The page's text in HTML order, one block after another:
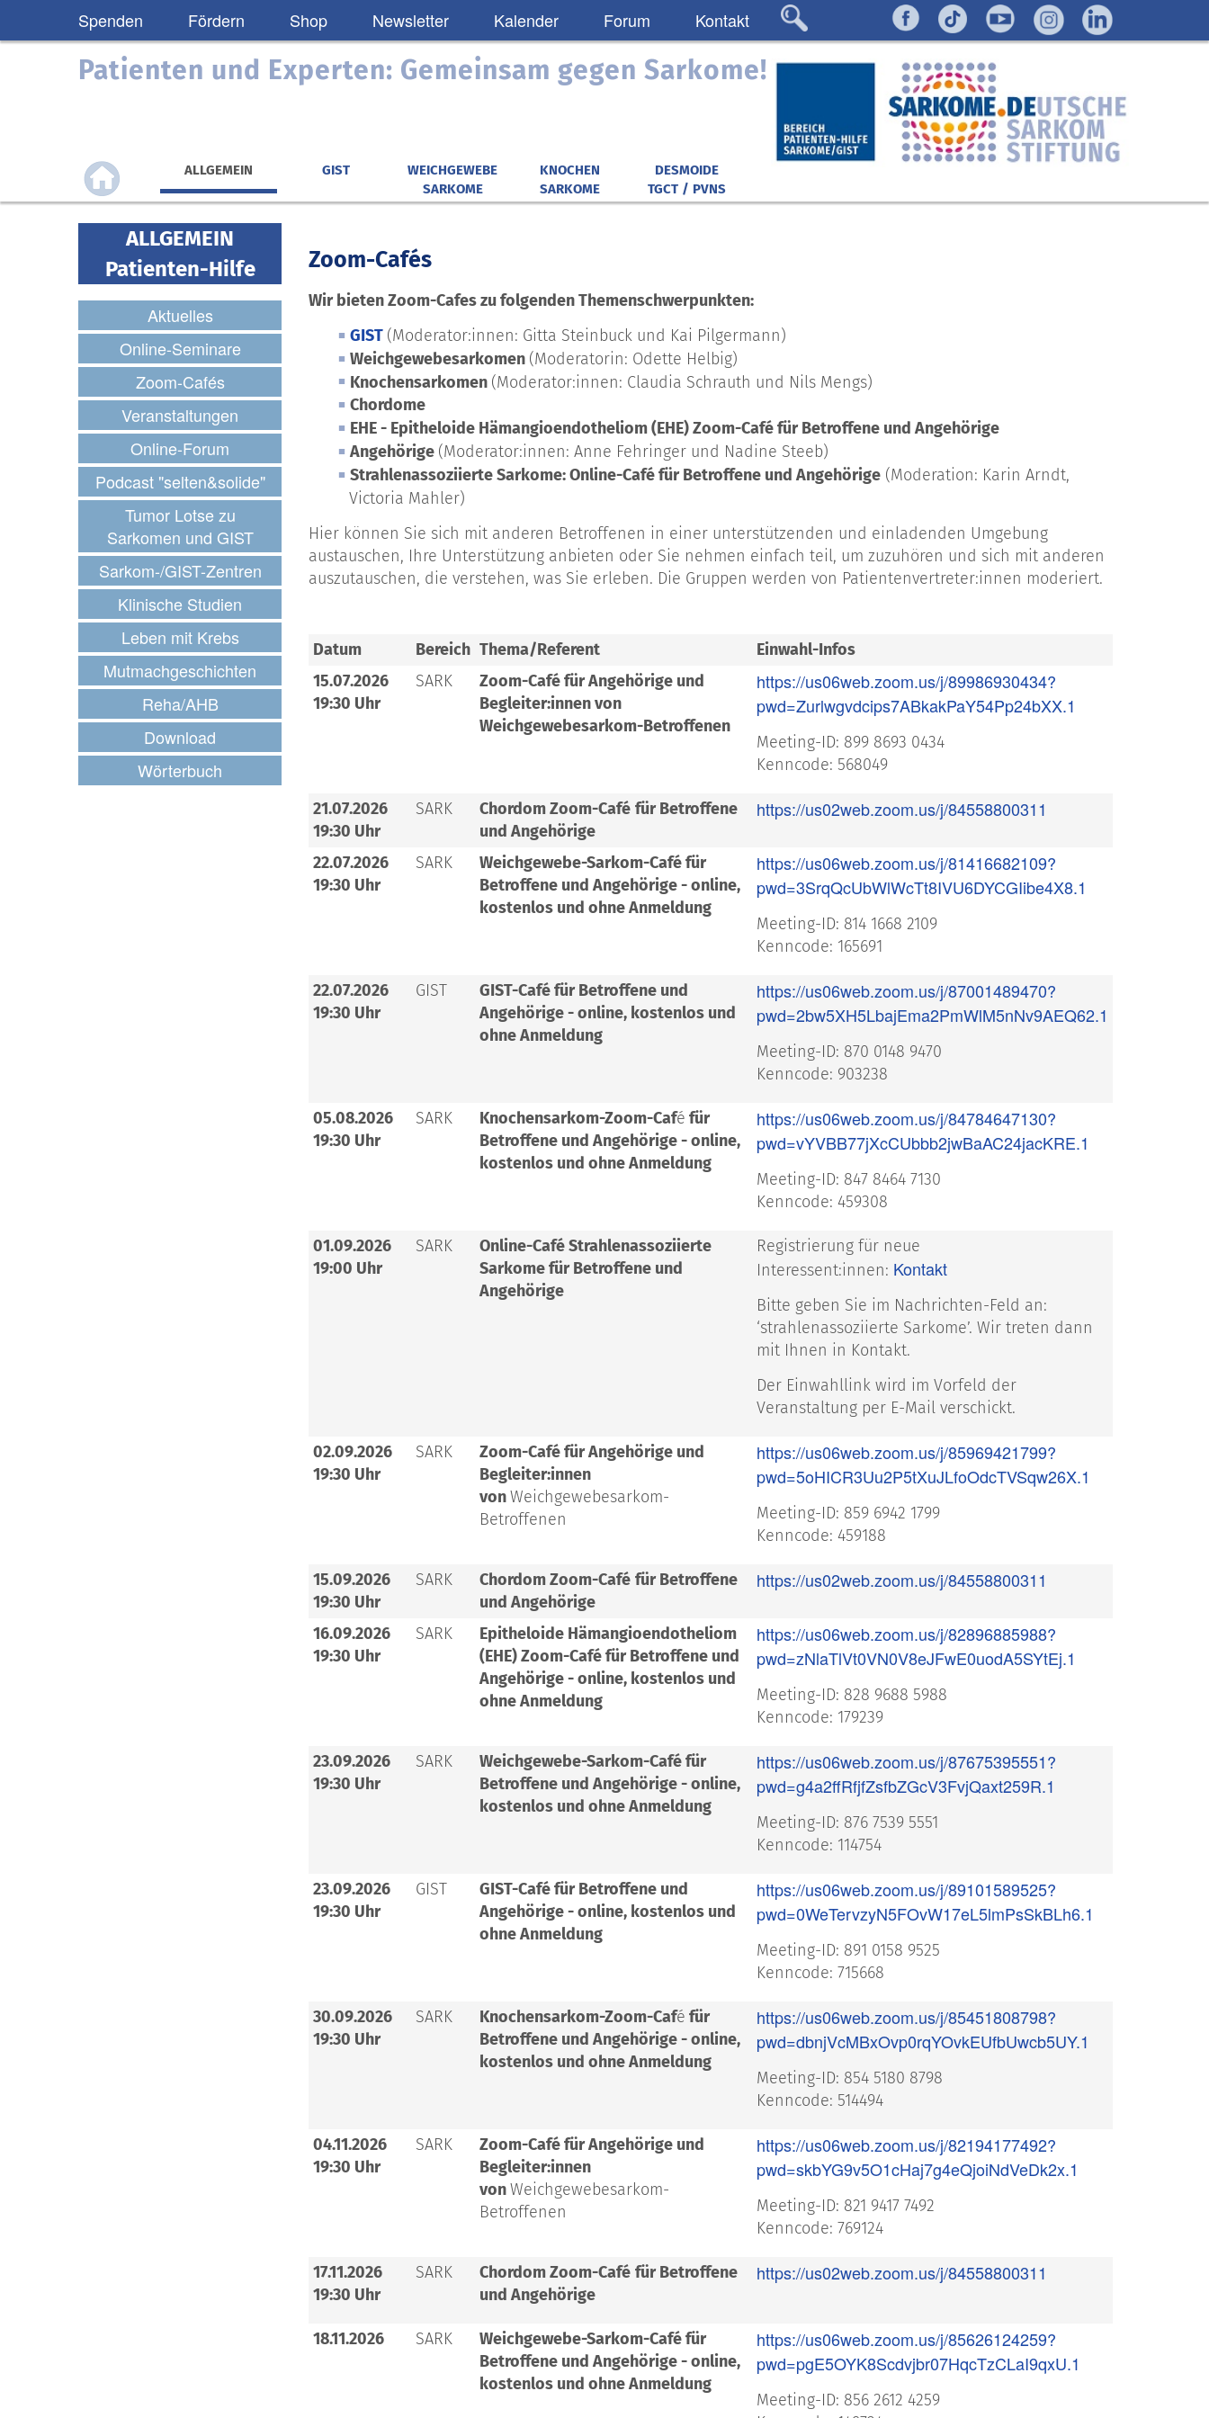
Spenden Fördern Shop Newsletter Kalender Forum Kontakt
Patienten und Experten: Gemeinsam gegen Sarkome!
ALLGEMEIN GIST
WEICHGEWEBE
SARKOME
KNOCHEN
SARKOME
DESMOIDE
TGCT / PVNS
ALLGEMEIN
Patienten-Hilfe
Aktuelles
Online-Seminare
Zoom-Cafés
Veranstaltungen
Online-Forum
Podcast "selten&solide"
Tumor Lotse zu
Sarkomen und GIST
Sarkom-/GIST-Zentren
Klinische Studien
Leben mit Krebs
Mutmachgeschichten
Reha/AHB
Download
Wörterbuch
Zoom-Cafés
Wir bieten Zoom-Cafes zu folgenden Themenschwerpunkten:
GIST (Moderator:innen: Gitta Steinbuck und Kai Pilgermann)
Weichgewebesarkomen (Moderatorin: Odette Helbig)
Knochensarkomen (Moderator:innen: Claudia Schrauth und Nils Mengs)
Chordome
EHE - Epitheloide Hämangioendotheliom (EHE) Zoom-Café für Betroffene und Angehörige
Angehörige (Moderator:innen: Anne Fehringer und Nadine Steeb)
Strahlenassoziierte Sarkome: Online-Café für Betroffene und Angehörige (Moderation: Karin Arndt,
Victoria Mahler)
Hier können Sie sich mit anderen Betroffenen in einer unterstützenden und einladenden Umgebung
austauschen, Ihre Unterstützung anbieten oder Sie nehmen einfach teil, um zuzuhören und sich mit anderen
auszutauschen, die verstehen, was Sie erleben. Die Gruppen werden von Patientenvertreter:innen moderiert.
Datum Bereich Thema/Referent
Einwahl-Infos
15.07.2026
19:30 Uhr
SARK
Zoom-Café für Angehörige und
Begleiter:innen von
Weichgewebesarkom-Betroffenen
https://us06web.zoom.us/j/89986930434?
pwd=Zurlwgvdcips7ABkakPaY54Pp24bXX.1
Meeting-ID: 899 8693 0434
Kenncode: 568049
21.07.2026
19:30 Uhr
SARK Chordom Zoom-Café für Betroffene
und Angehörige
https://us02web.zoom.us/j/84558800311
22.07.2026
19:30 Uhr
SARK
Weichgewebe-Sarkom-Café für
Betroffene und Angehörige - online,
kostenlos und ohne Anmeldung
https://us06web.zoom.us/j/81416682109?
pwd=3SrqQcUbWlWcTt8IVU6DYCGIibe4X8.1
Meeting-ID: 814 1668 2109
Kenncode: 165691
22.07.2026
19:30 Uhr
GIST
GIST-Café für Betroffene und
Angehörige - online, kostenlos und
ohne Anmeldung
https://us06web.zoom.us/j/87001489470?
pwd=2bw5XH5LbajEma2PmWlM5nNv9AEQ62.1
Meeting-ID: 870 0148 9470
Kenncode: 903238
05.08.2026
19:30 Uhr
SARK Knochensarkom-Zoom-Café für
Betroffene und Angehörige - online,
kostenlos und ohne Anmeldung
https://us06web.zoom.us/j/84784647130?
pwd=vYVBB77jXcCUbbb2jwBaAC24jacKRE.1
Meeting-ID: 847 8464 7130
Kenncode: 459308
01.09.2026
19:00 Uhr
SARK
Online-Café Strahlenassoziierte
Sarkome für Betroffene und
Angehörige
Registrierung für neue
Interessent:innen: Kontakt
Bitte geben Sie im Nachrichten-Feld an:
‘strahlenassoziierte Sarkome’. Wir treten dann
mit Ihnen in Kontakt.
Der Einwahllink wird im Vorfeld der
Veranstaltung per E-Mail verschickt.
02.09.2026
19:30 Uhr
SARK
Zoom-Café für Angehörige und
Begleiter:innen
vonWeichgewebesarkom-
Betroffenen
https://us06web.zoom.us/j/85969421799?
pwd=5oHICR3Uu2P5tXuJLfoOdcTVSqw26X.1
Meeting-ID: 859 6942 1799
Kenncode: 459188
15.09.2026
19:30 Uhr
SARK Chordom Zoom-Café für Betroffene
und Angehörige
https://us02web.zoom.us/j/84558800311
16.09.2026
19:30 Uhr
SARK
Epitheloide Hämangioendotheliom
(EHE) Zoom-Café für Betroffene und
Angehörige - online, kostenlos und
ohne Anmeldung
https://us06web.zoom.us/j/82896885988?
pwd=zNlaTlVt0VN0V8eJFwE0uodA5SYtEj.1
Meeting-ID: 828 9688 5988
Kenncode: 179239
23.09.2026
19:30 Uhr
SARK
Weichgewebe-Sarkom-Café für
Betroffene und Angehörige - online,
kostenlos und ohne Anmeldung
https://us06web.zoom.us/j/87675395551?
pwd=g4a2ffRfjfZsfbZGcV3FvjQaxt259R.1
Meeting-ID: 876 7539 5551
Kenncode: 114754
23.09.2026
19:30 Uhr
GIST
GIST-Café für Betroffene und
Angehörige - online, kostenlos und
ohne Anmeldung
https://us06web.zoom.us/j/89101589525?
pwd=0WeTervzyN5FOvW17eL5lmPsSkBLh6.1
Meeting-ID: 891 0158 9525
Kenncode: 715668
30.09.2026
19:30 Uhr
SARK Knochensarkom-Zoom-Café für
Betroffene und Angehörige - online,
kostenlos und ohne Anmeldung
https://us06web.zoom.us/j/85451808798?
pwd=dbnjVcMBxOvp0rqYOvkEUfbUwcb5UY.1
Meeting-ID: 854 5180 8798
Kenncode: 514494
04.11.2026
19:30 Uhr
SARK
Zoom-Café für Angehörige und
Begleiter:innen
vonWeichgewebesarkom-
Betroffenen
https://us06web.zoom.us/j/82194177492?
pwd=skbYG9v5O1cHaj7g4eQjoiNdVeDk2x.1
Meeting-ID: 821 9417 7492
Kenncode: 769124
17.11.2026
19:30 Uhr
SARK Chordom Zoom-Café für Betroffene
und Angehörige
https://us02web.zoom.us/j/84558800311
18.11.2026 SARK
Weichgewebe-Sarkom-Café für
Betroffene und Angehörige - online,
kostenlos und ohne Anmeldung
https://us06web.zoom.us/j/85626124259?
pwd=pgE5OYK8Scdvjbr07HqcTzCLaI9qxU.1
Meeting-ID: 856 2612 4259